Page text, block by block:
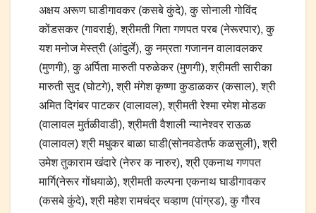
अक्षय अरूण घाडीगावकर (कसबे कुंदे), कु सोनाली गोविंद
कोंडसकर (गावराई), श्रीमती गिता गणपत परब (नेरूरपार), कु
यश मनोज मेस्त्री (आंदुर्ले), कु नम्रता गजानन वालावलकर
(मुणगी), कु अर्पिता मारुती परुळेकर (मुणगी), श्रीमती सारीका
मारुती सुद (घोटगे), श्री मंगेश कृष्णा कुडाळकर (कसाल), श्री
अमित दिगंबर पाटकर (वालावल), श्रीमती रेश्मा रमेश मोडक
(वालावल मुर्तळीवाडी), श्रीमती वैशाली न्यानेश्वर राऊळ
(वालावल) श्री मधुकर बाळा घाडी(सोनवडेतर्फ कळसुली), श्री
उमेश तुकाराम खंदारे (नेरुर क नारुर), श्री एकनाथ गणपत
मार्गि(नेरूर गोंधयाळे), श्रीमती कल्पना एकनाथ घाडीगावकर
(कसबे कुंदे), श्री महेश रामचंद्र चव्हाण (पांग्रड), कु गौरव